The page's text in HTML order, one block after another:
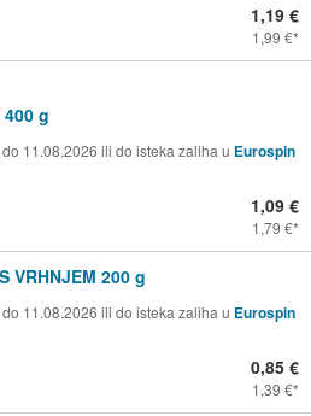
1,19 €
1,99 €
400 g
11.08.2026 ili do isteka zaliha u Eurospin
1,09 €
1,79 €
VRHNJEM 200 g
11.08.2026 ili do isteka zaliha u Eurospin
0,85 €
1,39 €